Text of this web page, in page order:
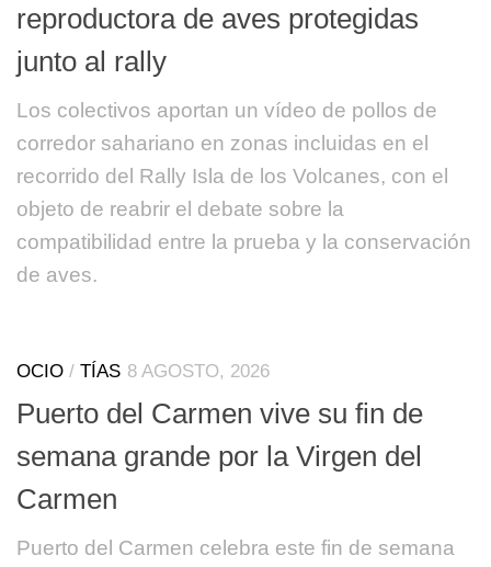
reproductora de aves protegidas
junto al rally
Los colectivos aportan un vídeo de pollos de
corredor sahariano en zonas incluidas en el
recorrido del Rally Isla de los Volcanes, con el
objeto de reabrir el debate sobre la
compatibilidad entre la prueba y la conservación
de aves.
OCIO / TÍAS 8 AGOSTO, 2026
Puerto del Carmen vive su fin de
semana grande por la Virgen del
Carmen
Puerto del Carmen celebra este fin de semana